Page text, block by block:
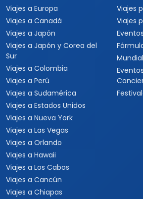
Viajar es para
Catálogo popular
Viajes a Europa
Viajes a Canadá
Viajes a Japón
Viajes a Japón y Corea del
Sur
Viajes a Colombia
Viajes a Perú
Viajes a Sudamérica
Viajes a Estados Unidos
Viajes